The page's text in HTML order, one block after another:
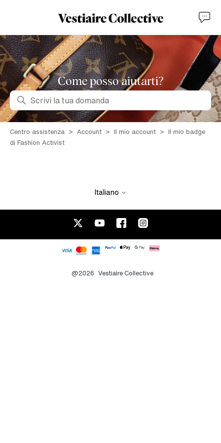
Come posso aiutarti?
Ricerca
Centro assistenza Account Il mio account
Il mio badge
di Fashion Activist
Italiano
@2026 Vestiaire Collective